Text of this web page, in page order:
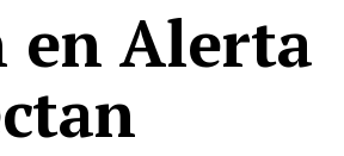
en Alerta